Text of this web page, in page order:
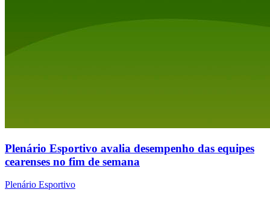
Plenário Esportivo avalia desempenho das equipes
cearenses no fim de semana
Plenário Esportivo